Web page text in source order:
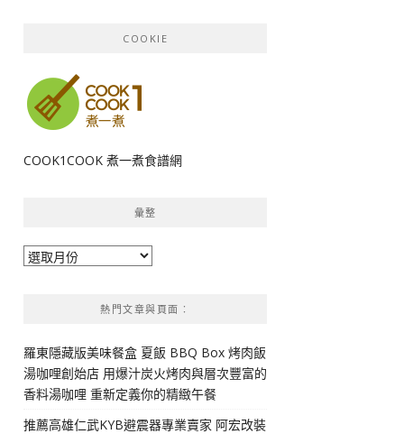
COOKIE
COOK1COOK 煮一煮食譜網
彙整
彙
熱門文章與頁面︰
羅東隱藏版美味餐盒 夏飯 BBQ Box 烤肉飯
湯咖哩創始店 用爆汁炭火烤肉與層次豐富的
香料湯咖哩 重新定義你的精緻午餐
推薦高雄仁武KYB避震器專業賣家 阿宏改裝